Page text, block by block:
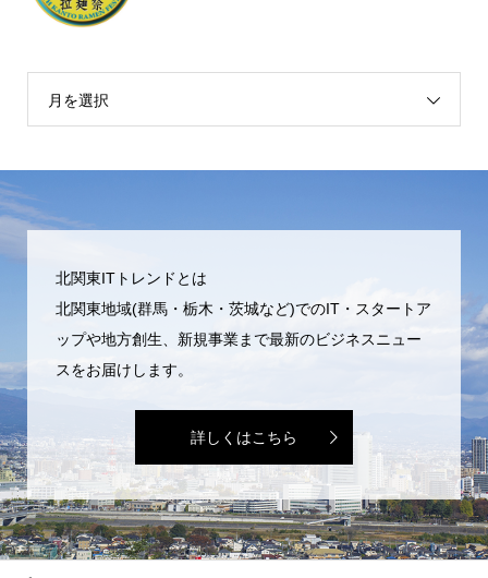
月を選択
北関東ITトレンドとは
北関東地域(群馬・栃木・茨城など)でのIT・スタートア
ップや地方創生、新規事業まで最新のビジネスニュー
スをお届けします。
詳しくはこちら